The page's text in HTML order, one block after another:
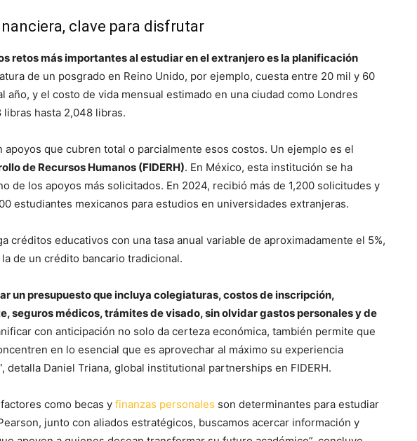
clave para disfrutar
retos más importantes al estudiar en el extranjero es la planificación
de un posgrado en Reino Unido, por ejemplo, cuesta entre 20 mil y 60
año, y el costo de vida mensual estimado en una ciudad como Londres
libras hasta 2,048 libras.
apoyos que cubren total o parcialmente esos costos. Un ejemplo es el
de Recursos Humanos (FIDERH). En México, esta institución se ha
de los apoyos más solicitados. En 2024, recibió más de 1,200 solicitudes y
estudiantes mexicanos para estudios en universidades extranjeras.
créditos educativos con una tasa anual variable de aproximadamente el 5%,
de un crédito bancario tradicional.
un presupuesto que incluya colegiaturas, costos de inscripción,
seguros médicos, trámites de visado, sin olvidar gastos personales y de
con anticipación no solo da certeza económica, también permite que
en lo esencial que es aprovechar al máximo su experiencia
detalla Daniel Triana, global institutional partnerships en FIDERH.
como becas y finanzas personales son determinantes para estudiar
junto con aliados estratégicos, buscamos acercar información y